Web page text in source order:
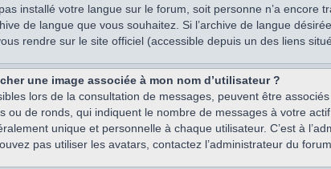
pas installé votre langue sur le forum, soit personne n’a
de langue que vous souhaitez. Si l’archive de langue
rendre sur le site officiel (accessible depuis un des liens
une image associée à mon nom d’utilisateur ?
lors de la consultation de messages, peuvent être
ou de ronds, qui indiquent le nombre de messages à votre
unique et personnelle à chaque utilisateur. C’est à
pas utiliser les avatars, contactez l’administrateur du